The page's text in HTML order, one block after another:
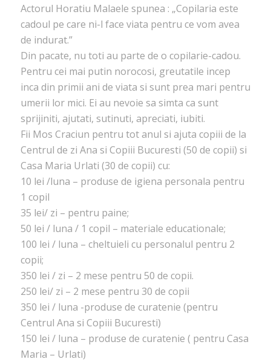
Actorul Horatiu Malaele spunea : „Copilaria este
cadoul pe care ni-l face viata pentru ce vom avea
de indurat.”
Din pacate, nu toti au parte de o copilarie-cadou.
Pentru cei mai putin norocosi, greutatile incep
inca din primii ani de viata si sunt prea mari pentru
umerii lor mici. Ei au nevoie sa simta ca sunt
sprijiniti, ajutati, sutinuti, apreciati, iubiti.
Fii Mos Craciun pentru tot anul si ajuta copiii de la
Centrul de zi Ana si Copiii Bucuresti (50 de copii) si
Casa Maria Urlati (30 de copii) cu:
10 lei /luna – produse de igiena personala pentru
1 copil
35 lei/ zi – pentru paine;
50 lei / luna / 1 copil – materiale educationale;
100 lei / luna – cheltuieli cu personalul pentru 2
copii;
350 lei / zi – 2 mese pentru 50 de copii.
250 lei/ zi – 2 mese pentru 30 de copii
350 lei / luna -produse de curatenie (pentru
Centrul Ana si Copiii Bucuresti)
150 lei / luna – produse de curatenie ( pentru Casa
Maria – Urlati)